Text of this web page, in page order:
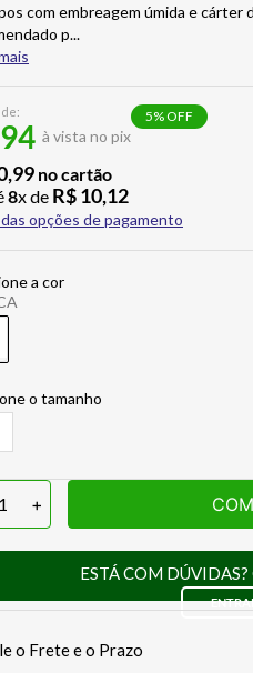
com embreagem úmida e cárter
p...
à vista no pix
5% OFF
,99 no cartão
8x de R$10,12
opções de pagamento
1 +
ESTÁ COM